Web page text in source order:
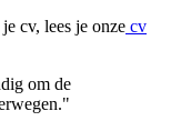
cv, lees je onze cv
om de